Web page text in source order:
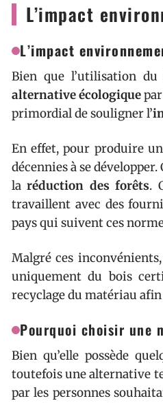
L’impact
L’impact
Bien que l’utilisation
alternative écologique
primordial de souligner l’
En effet, pour produire
décennies à se
laréduction des forêts.
travaillent avec des
pays qui suivent ces
Malgré ces
uniquement du bois
recyclage du matériau
Pourquoi choisir une
Bien qu’elle possède
toutefois une alternative
par les personnes